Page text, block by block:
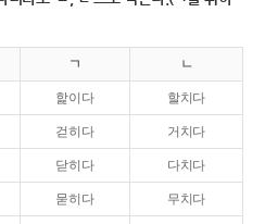
ㄱ ㄴ
핥이다 할치다
걷히다 거치다
닫히다 다치다
묻히다 무치다